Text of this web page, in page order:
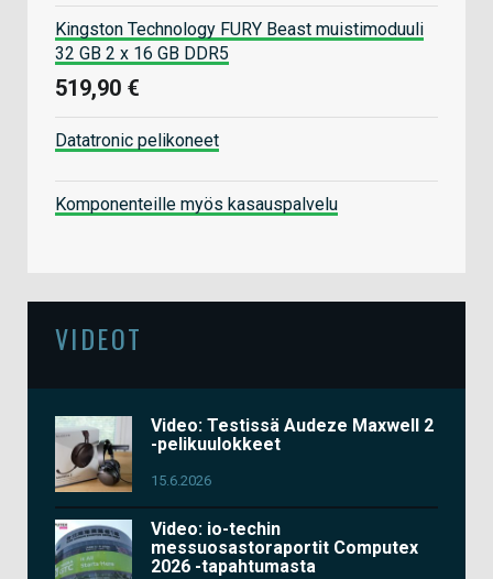
Kingston Technology FURY Beast muistimoduuli
32 GB 2 x 16 GB DDR5
519,90 €
Datatronic pelikoneet
Komponenteille myös kasauspalvelu
VIDEOT
Video: Testissä Audeze Maxwell 2
-pelikuulokkeet
15.6.2026
Video: io-techin
messuosastoraportit Computex
2026 -tapahtumasta